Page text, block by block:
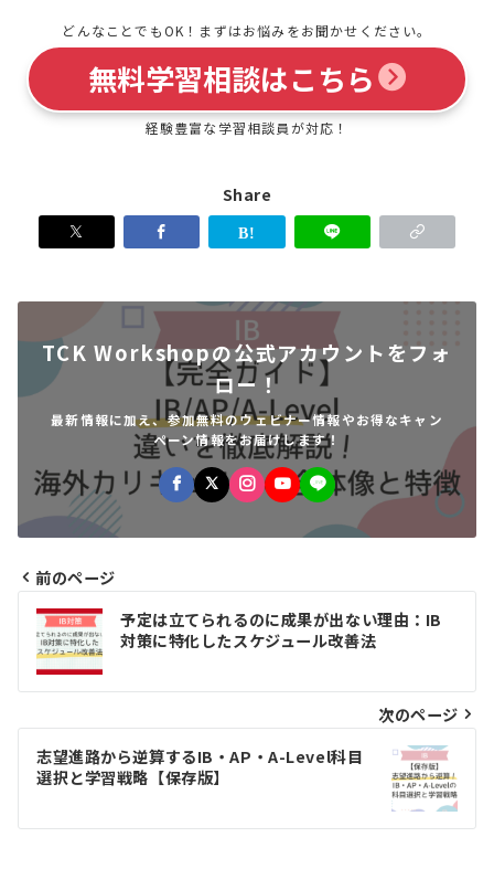
どんなことでもOK！まずはお悩みをお聞かせください。
無料学習相談はこちら
経験豊富な学習相談員が対応！
Share
TCK Workshopの公式アカウントをフォ
ロー！
最新情報に加え、参加無料のウェビナー情報やお得なキャン
ペーン情報をお届けします！
投
稿
ナ
ビ
ゲ
ー
シ
前のページ
予定は立てられるのに成果が出ない理由：IB
対策に特化したスケジュール改善法
次のページ
志望進路から逆算するIB・AP・A-Level科目
選択と学習戦略【保存版】